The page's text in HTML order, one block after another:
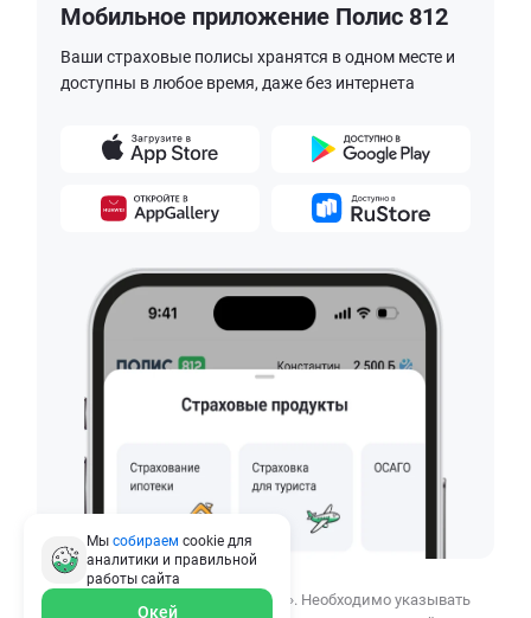
Мобильное приложение Полис 812
Ваши страховые полисы хранятся в одном месте и
доступны в любое время, даже без интернета
© 2010–2026 ООО «СВЦ ПОЛИС812». Необходимо указывать
Мы собираем cookie для
аналитики и правильной
работы сайта
Окей